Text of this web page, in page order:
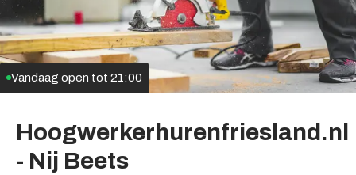
Hoogwerkerhurenfriesland.nl
- Nij Beets
Vandaag open tot 21:00